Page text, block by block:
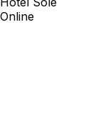
Online